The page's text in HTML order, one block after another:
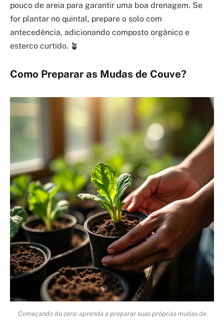
pouco de areia para garantir uma boa drenagem. Se
for plantar no quintal, prepare o solo com
antecedência, adicionando composto orgânico e
esterco curtido. 🪴
Como Preparar as Mudas de Couve?
Começando do zero: aprenda a preparar suas próprias mudas de